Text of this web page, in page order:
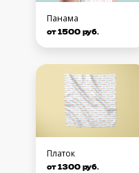
Панама
от 1500 руб.
Платок
от 1300 руб.